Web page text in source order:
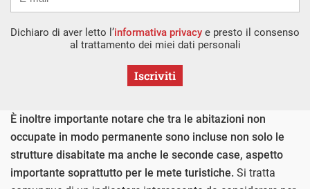
Dichiaro di aver letto l’informativa privacy e presto il consenso
al trattamento dei miei dati personali
Iscriviti
È inoltre importante notare che tra le abitazioni non
occupate in modo permanente sono incluse non solo le
strutture disabitate ma anche le seconde case, aspetto
importante soprattutto per le mete turistiche. Si tratta